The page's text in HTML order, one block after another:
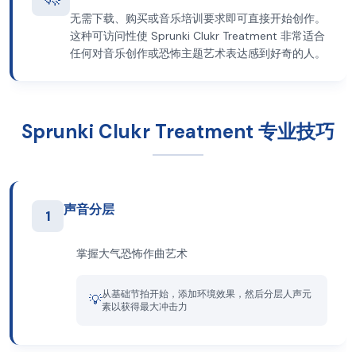
无需下载、购买或音乐培训要求即可直接开始创作。
这种可访问性使 Sprunki Clukr Treatment 非常适合
任何对音乐创作或恐怖主题艺术表达感到好奇的人。
Sprunki Clukr Treatment 专业技巧
1 声音分层
掌握大气恐怖作曲艺术
💡从基础节拍开始，添加环境效果，然后分层人声元
素以获得最大冲击力